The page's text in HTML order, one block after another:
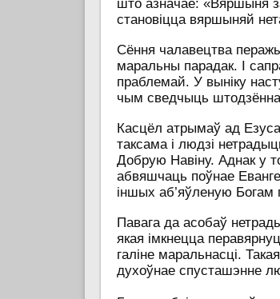
становіцца вяршыняй
Сёння чалавецтва
маральны парадак. І
праблемай. У выніку
чым сведчыць
Касцёл атрымаў ад
таксама і людзі
Добрую Навіну. Аднак у
абвяшчаць поўнае
іншых аб’яўленую Богам
Павага да асобаў
якая імкнецца
галіне маральнасці.
духоўнае спусташэнне